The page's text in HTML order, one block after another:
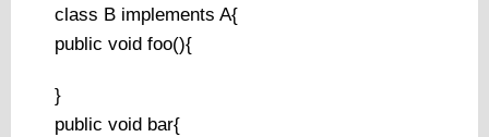
class B implements A{
public void foo(){
}
public void bar{